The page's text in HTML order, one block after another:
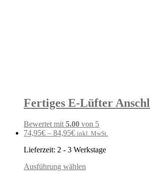
Fertiges E-Lüfter
Bewertet mit 5.00 von 5
74,95€ – 84,95€ inkl. MwSt.
Lieferzeit: 2 - 3 Werkstage
Ausführung wählen